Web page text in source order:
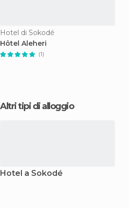
Hotel di Sokodé
Hôtel Aleheri
(1)
Altri tipi di alloggio
Hotel a Sokodé